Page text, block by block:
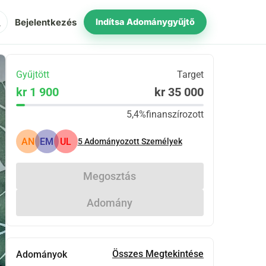
Bejelentkezés Indítsa Adománygyűjtő
Gyűjtött Target
kr 1 900 kr 35 000
5,4%finanszírozott
AN EM UL 5Adományozott Személyek
Megosztás
Adomány
Adományok Összes Megtekintése